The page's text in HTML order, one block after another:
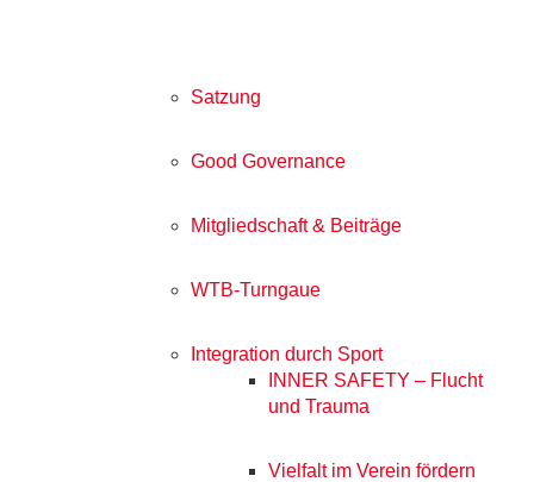
Satzung
Good Governance
Mitgliedschaft & Beiträge
WTB-Turngaue
Integration durch Sport
INNER SAFETY – Flucht
und Trauma
Vielfalt im Verein fördern